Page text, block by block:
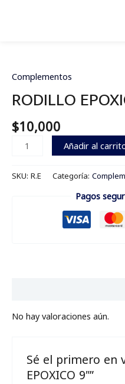
Complementos
RODILLO
$10,000
9"
Añadir al
SKU: R.E Categoría:
Pagos
No hay valoraciones aún.
Sé el primero en
EPOXICO 9″”